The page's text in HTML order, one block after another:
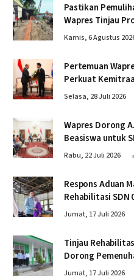
Pastikan
Wapres Tinjau
Krueng Tingkeum
Kamis, 6 Agustus
Pertemuan
Perkuat
Kamboja
Selasa, 28 Juli 2026
Wapres Dorong
Beasiswa untuk
Rabu, 22 Juli 2026
Respons Aduan
Rehabilitasi SDN
Jumat, 17 Juli 2026
Tinjau
Dorong
Jumat, 17 Juli 2026